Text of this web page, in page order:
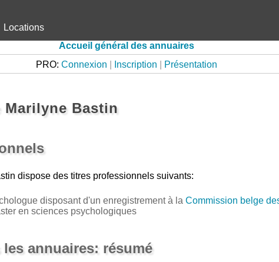
Locations
Accueil général des annuaires
PRO: Connexion Inscription Présentation
Marilyne Bastin
dispose des titres professionnels suivants:
disposant d'un enregistrement à la Commission belge
en sciences psychologiques
les annuaires: résumé